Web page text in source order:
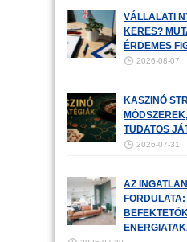
VÁLLALATI
KERES?
ÉRDEMES
2026-08-07
KASZINÓ
TUDATOS
2026-07-31
AZ